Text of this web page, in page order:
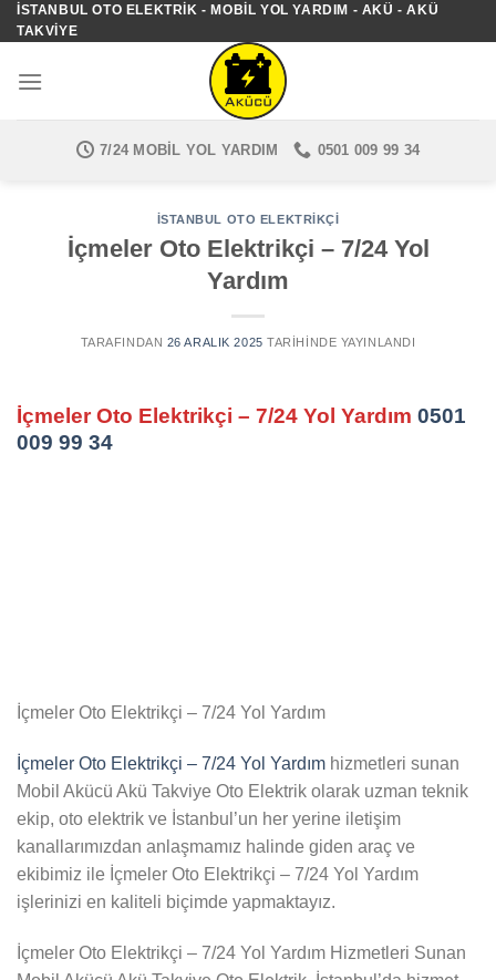
İçeriğe
atla
İSTANBUL OTO ELEKTRIK - MOBIL YOL YARDIM - AKÜ - AKÜ
TAKVIYE
7/24 MOBIL YOL YARDIM 0501 009 99 34
İSTANBUL OTO ELEKTRIKÇI
İçmeler Oto Elektrikçi – 7/24 Yol
Yardım
TARAFINDAN 26 ARALIK 2025 TARIHINDE YAYINLANDI
İçmeler Oto Elektrikçi – 7/24 Yol Yardım 0501
009 99 34
İçmeler Oto Elektrikçi – 7/24 Yol Yardım
İçmeler Oto Elektrikçi – 7/24 Yol Yardım hizmetleri sunan
Mobil Akücü Akü Takviye Oto Elektrik olarak uzman teknik
ekip, oto elektrik ve İstanbul’un her yerine iletişim
kanallarımızdan anlaşmamız halinde giden araç ve
ekibimiz ile İçmeler Oto Elektrikçi – 7/24 Yol Yardım
işlerinizi en kaliteli biçimde yapmaktayız.
İçmeler Oto Elektrikçi – 7/24 Yol Yardım Hizmetleri Sunan